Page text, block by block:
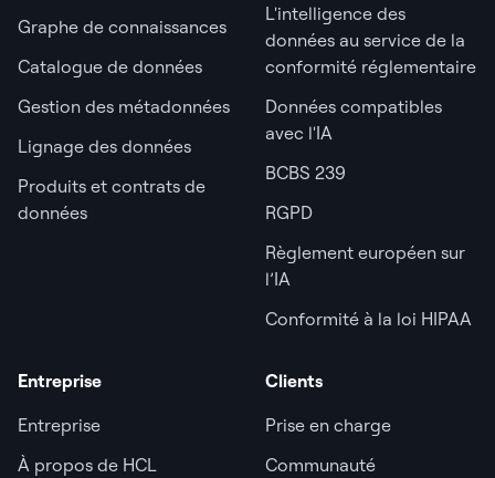
Graphe de connaissances
Catalogue de données
Gestion des métadonnées
Lignage des données
Produits et contrats de
données
L'intelligence des
données au service de la
conformité réglementaire
Données compatibles
avec l'IA
BCBS 239
RGPD
Règlement européen sur
l’IA
Conformité à la loi HIPAA
Entreprise
Entreprise
À propos de HCL
Clients
Prise en charge
Communauté